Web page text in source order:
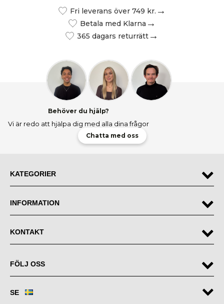
Fri leverans över 749 kr.
Betala med Klarna
365 dagars returrätt
Behöver du hjälp?
Vi är redo att hjälpa dig med alla dina frågor
Chatta med oss
KATEGORIER
INFORMATION
KONTAKT
FÖLJ OSS
SE